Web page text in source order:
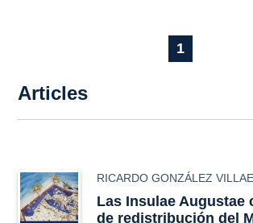
1
Articles
RICARDO GONZÁLEZ
Las Insulae Augustae
de redistribución del